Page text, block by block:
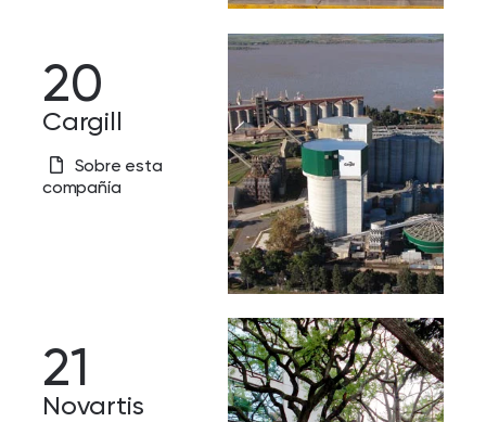
20
Cargill
Sobre esta
compañía
21
Novartis